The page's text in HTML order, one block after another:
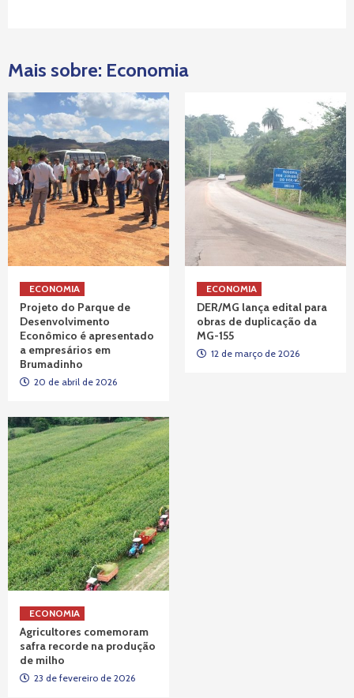
Mais sobre: Economia
ECONOMIA
Projeto do Parque de
Desenvolvimento
Econômico é apresentado
a empresários em
Brumadinho
20 de abril de 2026
ECONOMIA
DER/MG lança edital para
obras de duplicação da
MG-155
12 de março de 2026
ECONOMIA
Agricultores comemoram
safra recorde na produção
de milho
23 de fevereiro de 2026